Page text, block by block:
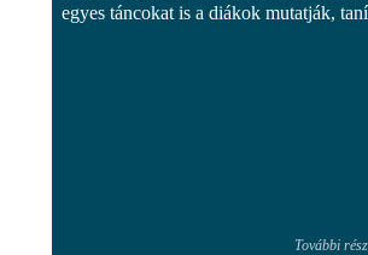
egyes táncokat is a diákok mutatják,
További